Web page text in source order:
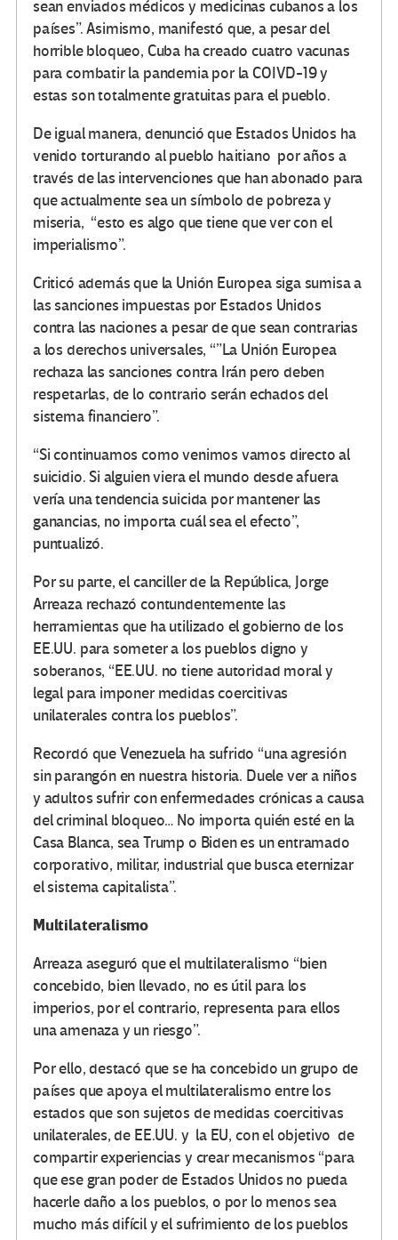
sean enviados médicos y medicinas cubanos a los
países”. Asimismo, manifestó que, a pesar del
horrible bloqueo, Cuba ha creado cuatro vacunas
para combatir la pandemia por la COIVD-19 y
estas son totalmente gratuitas para el pueblo.
De igual manera, denunció que Estados Unidos ha
venido torturando al pueblo haitiano por años a
través de las intervenciones que han abonado para
que actualmente sea un símbolo de pobreza y
miseria, “esto es algo que tiene que ver con el
imperialismo”.
Criticó además que la Unión Europea siga sumisa a
las sanciones impuestas por Estados Unidos
contra las naciones a pesar de que sean contrarias
a los derechos universales, “”La Unión Europea
rechaza las sanciones contra Irán pero deben
respetarlas, de lo contrario serán echados del
sistema financiero”.
“Si continuamos como venimos vamos directo al
suicidio. Si alguien viera el mundo desde afuera
vería una tendencia suicida por mantener las
ganancias, no importa cuál sea el efecto”,
puntualizó.
Por su parte, el canciller de la República, Jorge
Arreaza rechazó contundentemente las
herramientas que ha utilizado el gobierno de los
EE.UU. para someter a los pueblos digno y
soberanos, “EE.UU. no tiene autoridad moral y
legal para imponer medidas coercitivas
unilaterales contra los pueblos”.
Recordó que Venezuela ha sufrido “una agresión
sin parangón en nuestra historia. Duele ver a niños
y adultos sufrir con enfermedades crónicas a causa
del criminal bloqueo… No importa quién esté en la
Casa Blanca, sea Trump o Biden es un entramado
corporativo, militar, industrial que busca eternizar
el sistema capitalista”.
Multilateralismo
Arreaza aseguró que el multilateralismo “bien
concebido, bien llevado, no es útil para los
imperios, por el contrario, representa para ellos
una amenaza y un riesgo”.
Por ello, destacó que se ha concebido un grupo de
países que apoya el multilateralismo entre los
estados que son sujetos de medidas coercitivas
unilaterales, de EE.UU. y la EU, con el objetivo de
compartir experiencias y crear mecanismos “para
que ese gran poder de Estados Unidos no pueda
hacerle daño a los pueblos, o por lo menos sea
mucho más difícil y el sufrimiento de los pueblos